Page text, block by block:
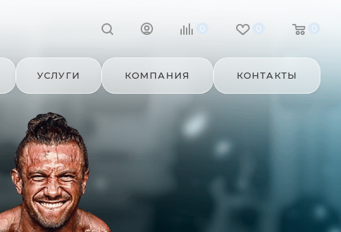
0 0 0
УСЛУГИ КОМПАНИЯ КОНТАКТЫ